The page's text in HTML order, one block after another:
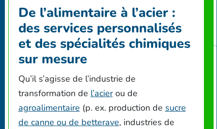
De l’alimentaire à l’acier :
des services personnalisés
et des spécialités chimiques
sur mesure
Qu’il s’agisse de l’industrie de
transformation de l’acierou de
agroalimentaire (p. ex. production de sucre
de canne ou de betterave, industries de